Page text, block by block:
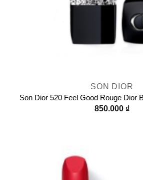
SON DIOR
Son Dior 520 Feel Good Rouge Dior
850.000 ₫